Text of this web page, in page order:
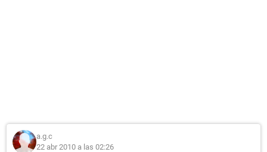
a.g.c
22 abr 2010 a las 02:26